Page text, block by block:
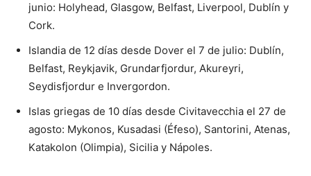
junio: Holyhead, Glasgow, Belfast, Liverpool, Dublín y
Cork.
Islandia de 12 días desde Dover el 7 de julio: Dublín,
Belfast, Reykjavik, Grundarfjordur, Akureyri,
Seydisfjordur e Invergordon.
Islas griegas de 10 días desde Civitavecchia el 27 de
agosto: Mykonos, Kusadasi (Éfeso), Santorini, Atenas,
Katakolon (Olimpia), Sicilia y Nápoles.